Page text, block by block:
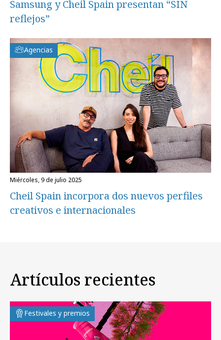
Samsung y Cheil Spain presentan “SIN
reflejos”
Agencias
miércoles, 9 de julio 2025
Cheil Spain incorpora dos nuevos perfiles
creativos e internacionales
Artículos recientes
Festivales y premios